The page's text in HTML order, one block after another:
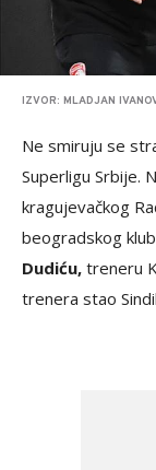
IZVOR: MLADJAN
Ne smiruju se
Superligu Srbije.
kragujevačkog
beogradskog
Dudiću, treneru
trenera stao